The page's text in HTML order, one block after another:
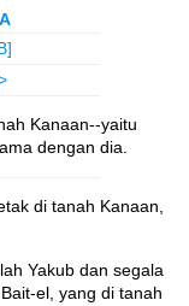
Kanaan--yaitu
dengan dia.
di tanah Kanaan,
Yakub dan segala
el, yang di tanah